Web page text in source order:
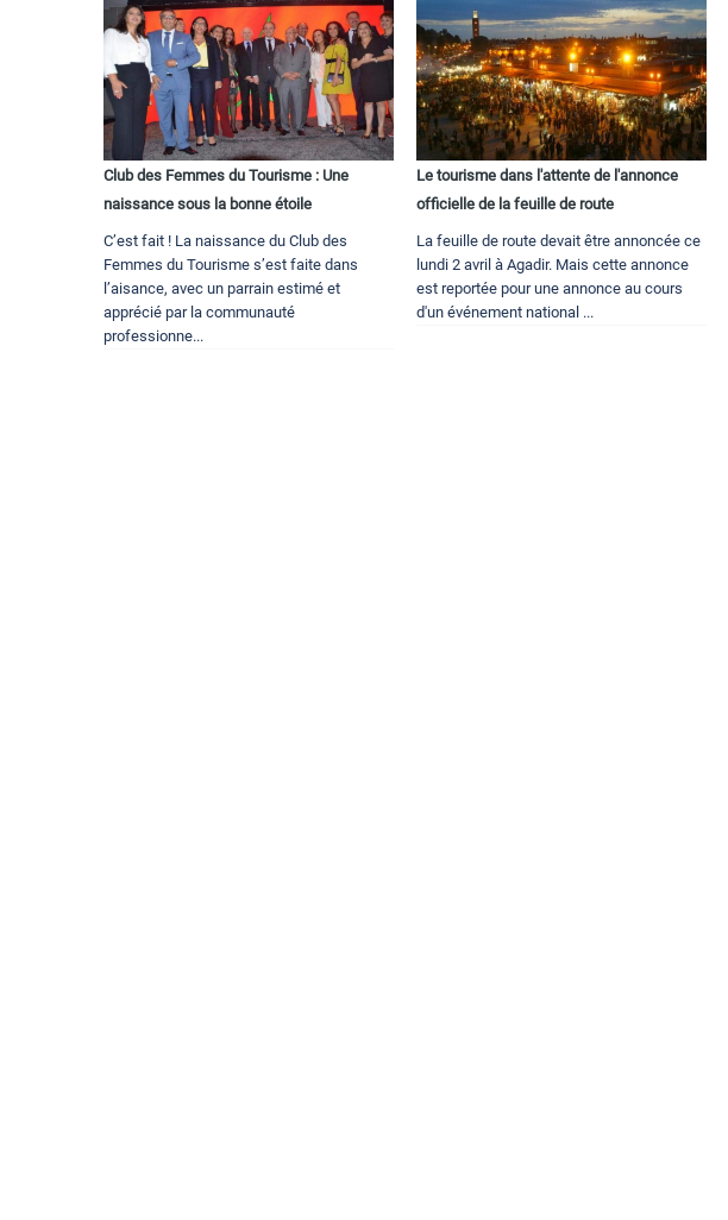
Club des Femmes du Tourisme : Une
naissance sous la bonne étoile
C’est fait ! La naissance du Club des
Femmes du Tourisme s’est faite dans
l’aisance, avec un parrain estimé et
apprécié par la communauté
professionne...
Le tourisme dans l'attente de l'annonce
officielle de la feuille de route
La feuille de route devait être annoncée ce
lundi 2 avril à Agadir. Mais cette annonce
est reportée pour une annonce au cours
d'un événement national ...